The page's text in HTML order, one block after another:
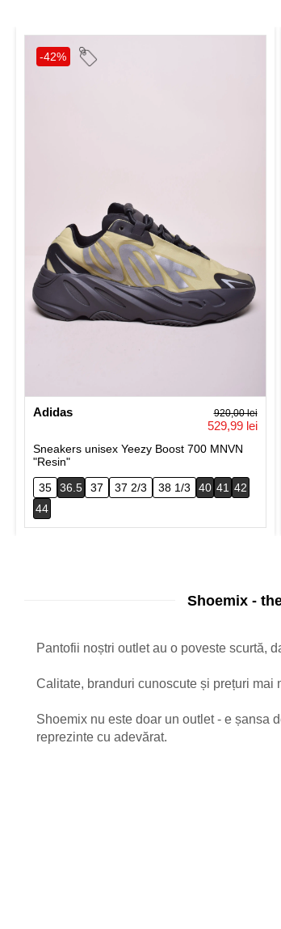
-42%
Adidas
Sneakers unisex Yeezy Boost 700 MNVN
"Resin"
920,00 lei
529,99 lei
35 36.5 37 37 2/3 38 1/3 40 41 42
44
Shoemix -
Pantofii noștri outlet au o poveste scurtă,
Calitate, branduri cunoscute și prețuri mai
Shoemix nu este doar un outlet - e șansa
reprezinte cu adevărat.